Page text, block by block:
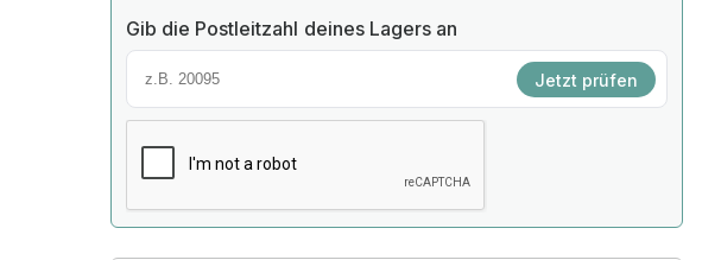
Gib die Postleitzahl deines Lagers an
Jetzt prüfen